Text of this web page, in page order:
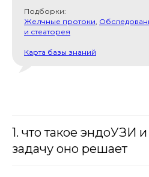
Подборки:
Желчные протоки,
и стеаторея
Карта базы знаний
1. что такое эндоУЗИ
задачу оно решает